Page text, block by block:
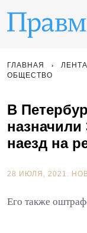
ГЛАВНАЯ
ОБЩЕСТВО
В
назначили
наезд на
28 ИЮЛЯ, 2021.
Его также